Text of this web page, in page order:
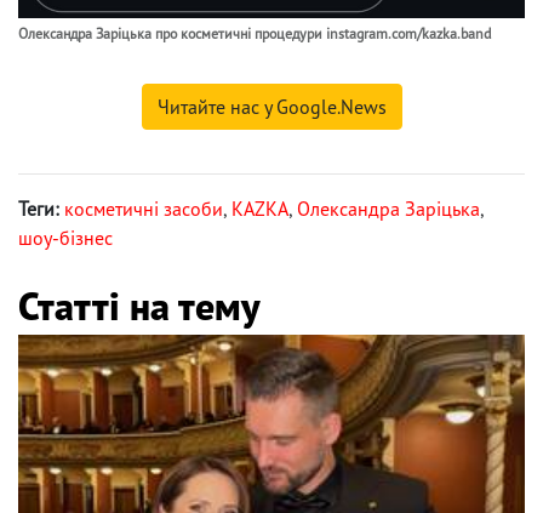
Олександра Заріцька про косметичні процедури instagram.com/kazka.band
Читайте нас у Google.News
Теги: косметичні засоби, KAZKA, Олександра Заріцька,
шоу-бізнес
Статті на тему